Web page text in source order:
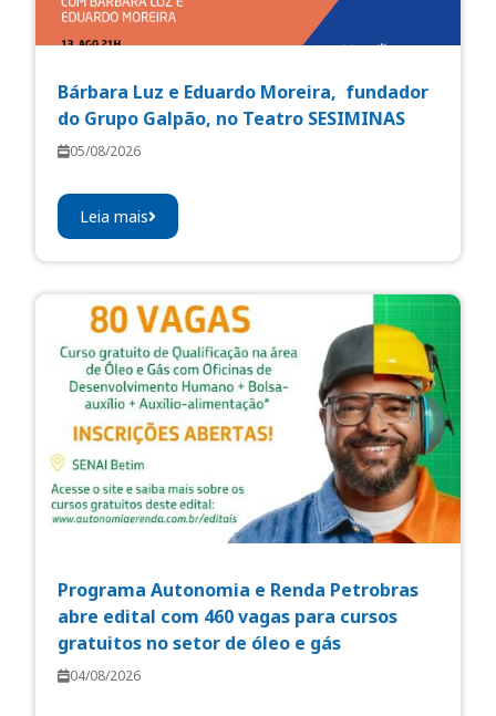
Bárbara Luz e Eduardo Moreira, fundador
do Grupo Galpão, no Teatro SESIMINAS
05/08/2026
Leia mais
Programa Autonomia e Renda Petrobras
abre edital com 460 vagas para cursos
gratuitos no setor de óleo e gás
04/08/2026